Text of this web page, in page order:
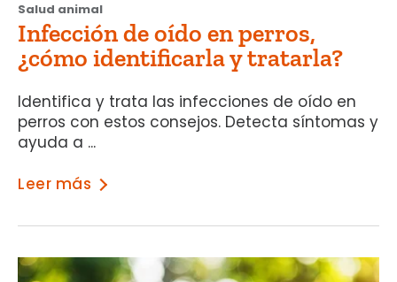
Salud animal
Infección de oído en perros,
¿cómo identificarla y tratarla?
Identifica y trata las infecciones de oído en
perros con estos consejos. Detecta síntomas y
ayuda a ...
Leer más